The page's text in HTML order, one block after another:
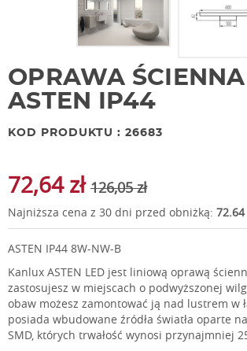
OPRAWA
ASTEN IP44
KOD PRODUKTU : 26683
72,64 zł 126,05 zł
Najniższa cena z 30 dni przed obniżką: 72.64
ASTEN IP44 8W-NW-B
Kanlux ASTEN LED jest liniową oprawą
zastosujesz w miejscach o podwyższonej
obaw możesz zamontować ją nad lustrem w
posiada wbudowane źródła światła oparte
SMD, których trwałość wynosi przynajmniej